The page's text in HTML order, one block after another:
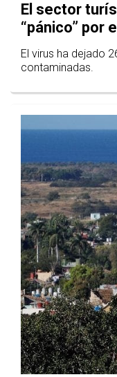
El sector
“pánico” por
El virus ha dejado
contaminadas.